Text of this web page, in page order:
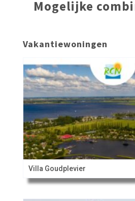
Mogelijke
Vakantiewoningen
Villa Goudplevier